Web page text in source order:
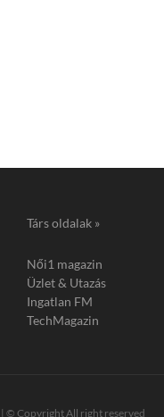
Társ oldalak »
Női1 magazin
Üzlet & Utazás
Ingatlan FM
TechMagazin
| © Copyright All right reserved